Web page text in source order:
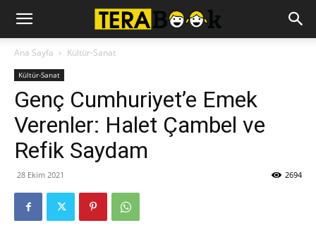
Ana Sayfa Kültür-Sanat
Kültür-Sanat
Genç Cumhuriyet’e Emek
Verenler: Halet Çambel ve
Refik Saydam
28 Ekim 2021 2694